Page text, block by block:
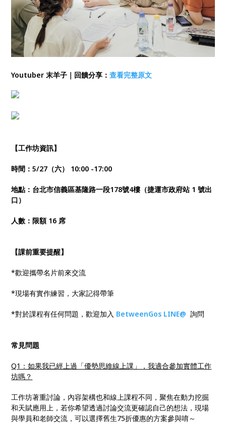
Youtuber 末羊子｜回饋分享：查看完整原文
【工作坊資訊】
時間：5/27（六） 10:00 -17:00
地點：台北市信義區基隆路一段178號4樓（捷運市政府站 1 號出
口）
人數：限額 16 席
【課前重要提醒】
*歡迎攜帶名片前來交流
*現場有實作練習，大家記得帶筆
*對於課程有任何問題，歡迎加入 BetweenGos LINE@ 詢問
常見問題
Q1：如果我已經上過「優勢思維線上課」，我適合參加實體工作
坊嗎？
工作坊著重討論，內容架構也和線上課程不同，聚焦在動力挖掘
和天賦應用上，若你希望透過討論交流更確認自己的想法，現場
與學員和老師交流，可以選擇舊生75折優惠的方案參與唷～